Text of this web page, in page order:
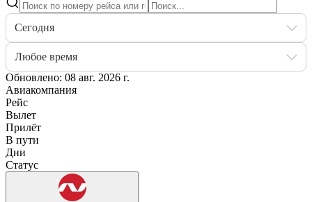
Сегодня
Любое время
Обновлено: 08 авг. 2026 г.
Авиакомпания
Рейс
Вылет
Прилёт
В пути
Дни
Статус